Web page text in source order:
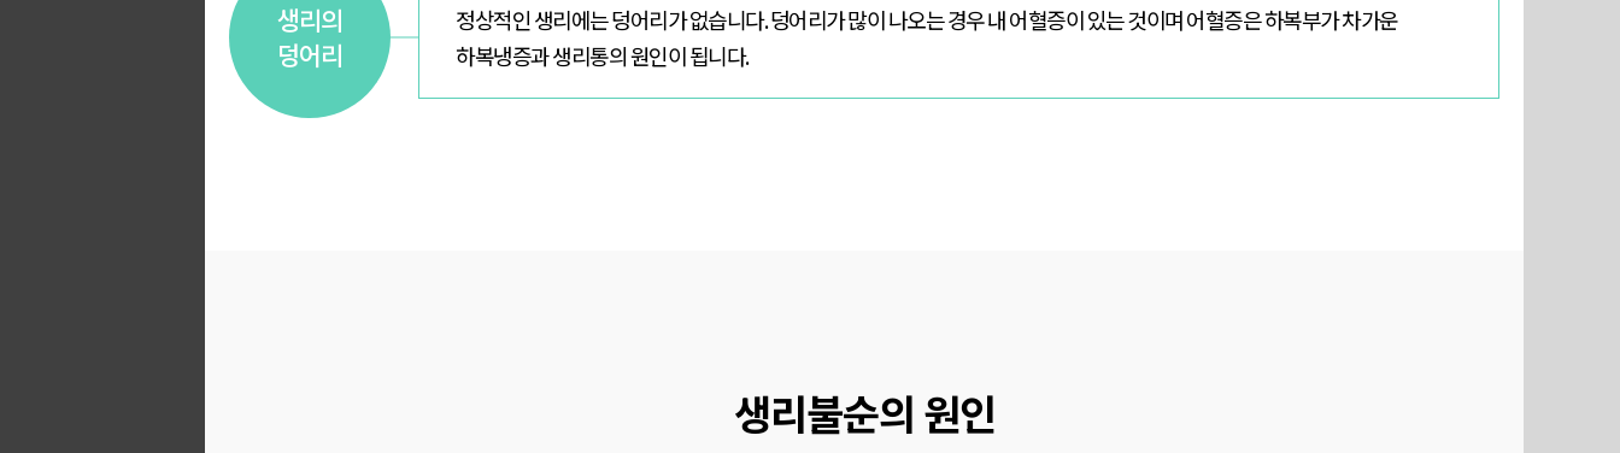
생리의
덩어리
정상적인 생리에는 덩어리가 없습니다. 덩어리가 많이 나오는 경우 내 어혈증이 있는 것이며어혈증은 하복부가 차가운
하복냉증과 생리통의 원인이 됩니다.
생리불순의 원인